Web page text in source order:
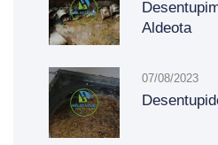
Aldeota
07/08/2023